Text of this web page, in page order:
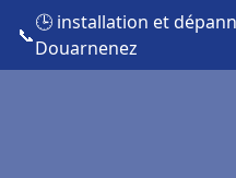
📞
🕒 installation et
Douarnenez